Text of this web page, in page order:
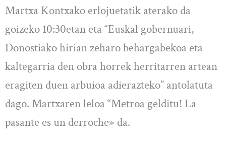
Martxa Kontxako erlojuetatik aterako da
goizeko 10:30etan eta “Euskal gobernuari,
Donostiako hirian zeharo behargabekoa eta
kaltegarria den obra horrek herritarren artean
eragiten duen arbuioa adierazteko” antolatuta
dago. Martxaren leloa “Metroa gelditu! La
pasante es un derroche» da.